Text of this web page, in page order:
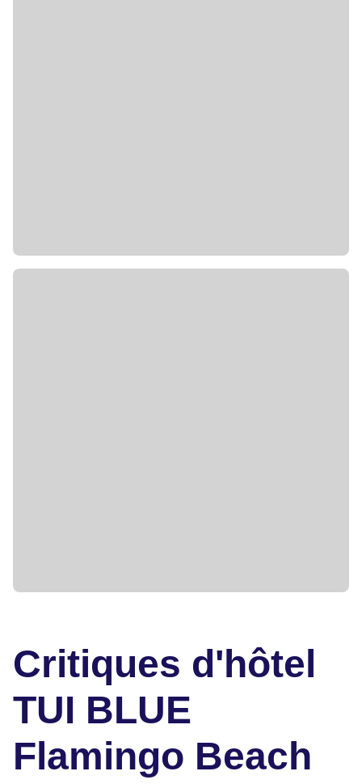
Critiques d'hôtel
TUI BLUE
Flamingo Beach